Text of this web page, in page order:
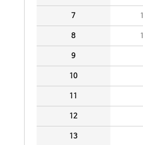
7
8
9
10
11
12
13